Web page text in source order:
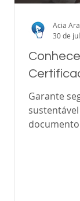
Garante
Acia
30 de